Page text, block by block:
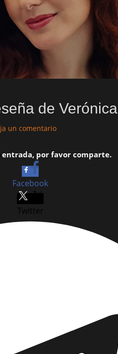
de Verónica
un comentario
entrada, por favor comparte.
Facebook
Twitter